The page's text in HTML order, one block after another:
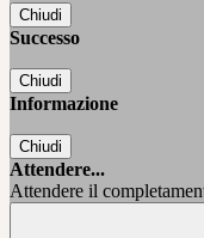
Chiudi
Successo
Chiudi
Informazione
Chiudi
Attendere...
Attendere il